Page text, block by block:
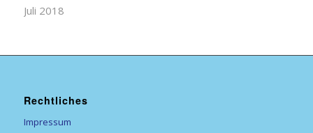
Juli 2018
Rechtliches
Impressum